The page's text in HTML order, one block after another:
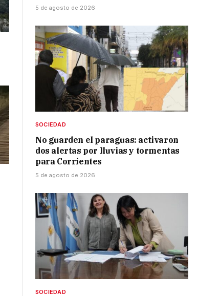
5 de agosto de 2026
SOCIEDAD
No guarden el paraguas: activaron
dos alertas por lluvias y tormentas
para Corrientes
5 de agosto de 2026
SOCIEDAD